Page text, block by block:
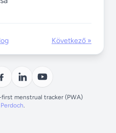
Következő »
menstrual tracker (PWA)
.